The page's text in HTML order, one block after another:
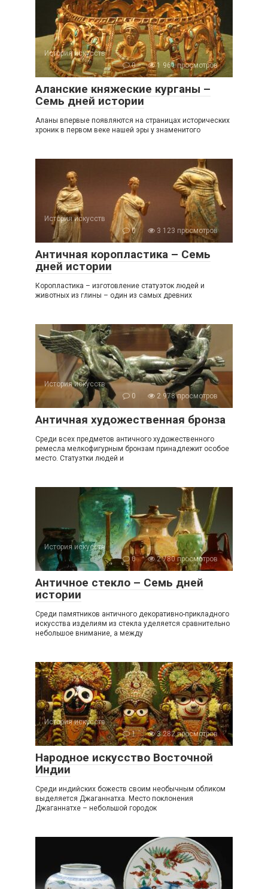
История искусств
0
1 961 просмотров
Аланские княжеские курганы –
Семь дней истории
Аланы впервые появляются на страницах исторических
хроник в первом веке нашей эры у знаменитого
История искусств
0
3 123 просмотров
Античная коропластика – Семь
дней истории
Коропластика – изготовление статуэток людей и
животных из глины – один из самых древних
История искусств
0
2 978 просмотров
Античная художественная бронза
Среди всех предметов античного художественного
ремесла мелкофигурным бронзам принадлежит особое
место. Статуэтки людей и
История искусств
0
2 780 просмотров
Античное стекло – Семь дней
истории
Среди памятников античного декоративно-прикладного
искусства изделиям из стекла уделяется сравнительно
небольшое внимание, а между
История искусств
1
3 282 просмотров
Народное искусство Восточной
Индии
Среди индийских божеств своим необычным обликом
выделяется Джаганнатха. Место поклонения
Джаганнатхе – небольшой городок